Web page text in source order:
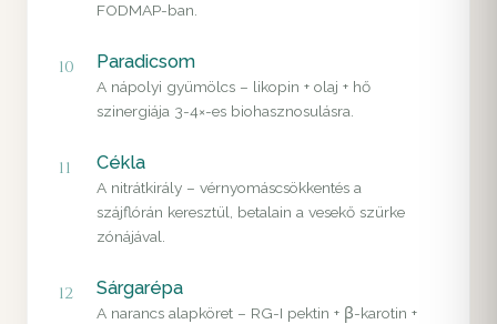
FODMAP-ban.
10 Paradicsom
A nápolyi gyümölcs – likopin + olaj + hő
szinergiája 3-4×-es biohasznosulásra.
11 Cékla
A nitrátkirály – vérnyomáscsökkentés a
szájflórán keresztül, betalain a vesekő szürke
zónájával.
12 Sárgarépa
A narancs alapköret – RG-I pektin + β-karotin +